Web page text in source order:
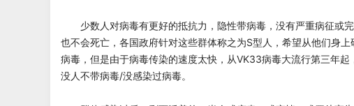
少数人对病毒有更好的抵抗力，隐性带病毒，没有严重病征或完
也不会死亡，各国政府针对这些群体称之为S型人，希望从他们身上
病毒，但是由于病毒传染的速度太快，从VK33病毒大流行第三年起
没人不带病毒/没感染过病毒。